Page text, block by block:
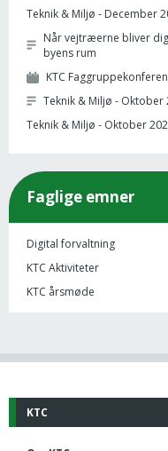
Teknik & Miljø - December
Når vejtræerne bliver
byens rum
KTC
Teknik & Miljø - Oktober
Teknik & Miljø - Oktober
Faglige emner
Digital forvaltning
KTC Aktiviteter
KTC årsmøde
KTC